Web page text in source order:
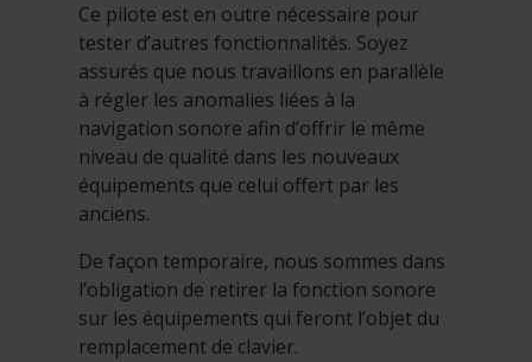
Ce pilote est en outre nécessaire pour
tester d’autres fonctionnalités. Soyez
assurés que nous travaillons en parallèle
à régler les anomalies liées à la
navigation sonore afin d’offrir le même
niveau de qualité dans les nouveaux
équipements que celui offert par les
anciens.
De façon temporaire, nous sommes dans
l’obligation de retirer la fonction sonore
sur les équipements qui feront l’objet du
remplacement de clavier.